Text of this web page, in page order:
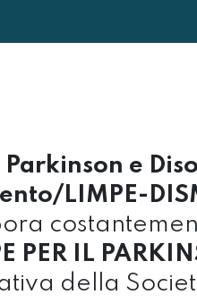
e
LIMPE-
PER IL
della